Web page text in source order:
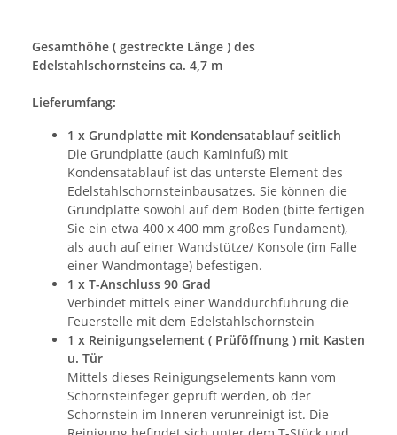
Gesamthöhe ( gestreckte Länge ) des
Edelstahlschornsteins ca. 4,7 m
Lieferumfang:
1 x Grundplatte mit Kondensatablauf seitlich
Die Grundplatte (auch Kaminfuß) mit
Kondensatablauf ist das unterste Element des
Edelstahlschornsteinbausatzes. Sie können die
Grundplatte sowohl auf dem Boden (bitte fertigen
Sie ein etwa 400 x 400 mm großes Fundament),
als auch auf einer Wandstütze/ Konsole (im Falle
einer Wandmontage) befestigen.
1 x T-Anschluss 90 Grad
Verbindet mittels einer Wanddurchführung die
Feuerstelle mit dem Edelstahlschornstein
1 x Reinigungselement ( Prüföffnung ) mit Kasten
u. Tür
Mittels dieses Reinigungselements kann vom
Schornsteinfeger geprüft werden, ob der
Schornstein im Inneren verunreinigt ist. Die